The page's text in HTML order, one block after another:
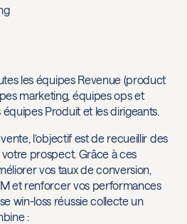
les équipes Revenue (product
marketing, équipes ops et
Produit et les dirigeants.
l’objectif est de recueillir des
prospect. Grâce à ces
vos taux de conversion,
et renforcer vos performances
win-loss réussie collecte un
: